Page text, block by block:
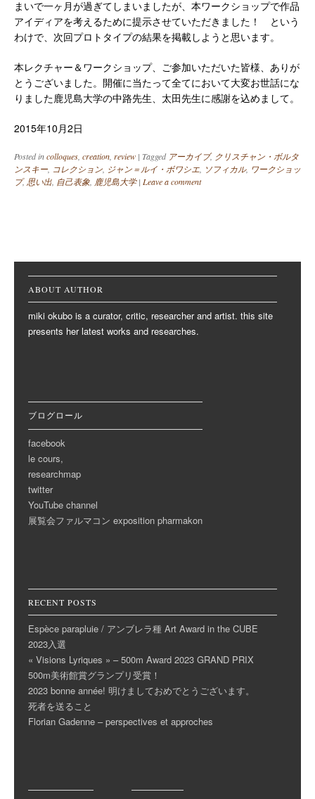
まいで一ヶ月が過ぎてしまいましたが、本ワークショップで作品
アイディアを考えるために提示させていただきました！ という
わけで、次回プロトタイプの結果を掲載しようと思います。
本レクチャー＆ワークショップ、ご参加いただいた皆様、ありが
とうございました。開催に当たって全てにおいて大変お世話にな
りました鹿児島大学の中路先生、太田先生に感謝を込めまして。
2015年10月2日
Posted incolloques creation review | Tagged アーカイブ, クリスチャン・ボルタ
ンスキー コレクション ジャン＝ルイ・ボワシエ ソフィカル, ワークショッ
プ, 思い出 自己表象 鹿児島大学 | Leave a comment
Post navigation
ABOUT AUTHOR
miki okubo is a curator, critic, researcher and artist. this site
presents her latest works and researches.
ブログロール
facebook
le cours,
researchmap
twitter
YouTube channel
展覧会ファルマコン exposition pharmakon
RECENT POSTS
Espèce parapluie / アンブレラ種 Art Award in the CUBE
2023入選
« Visions Lyriques » – 500m Award 2023 GRAND PRIX
500m美術館賞グランプリ受賞！
2023 bonne année! 明けましておめでとうございます。
死者を送ること
Florian Gadenne – perspectives et approches